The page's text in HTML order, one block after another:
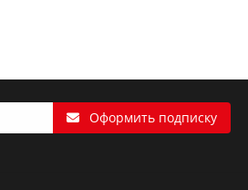
Оформить подписку